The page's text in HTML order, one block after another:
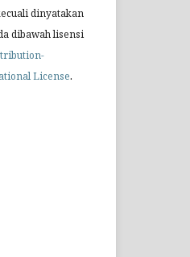
dinyatakan
dibawah lisensi
License.